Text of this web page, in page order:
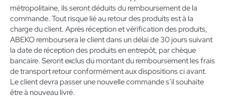
métropolitaine, ils seront déduits du remboursement de la
commande. Tout risque lié au retour des produits est à la
charge du client. Après réception et vérification des produits,
ABEKO remboursera le client dans un délai de 30 jours suivant
la date de réception des produits en entrepôt, par chèque
bancaire. Seront exclus du montant du remboursement les frais
de transport retour conformément aux dispositions ci avant.
Le client devra passer une nouvelle commande s’il souhaite
être à nouveau livré.